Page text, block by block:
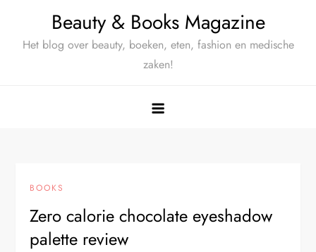
Beauty & Books Magazine
Het blog over beauty, boeken, eten, fashion en medische
zaken!
BOOKS
Zero calorie chocolate eyeshadow
palette review